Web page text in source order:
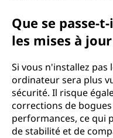
Que se passe-
les mises à
Si vous n'installez pas
ordinateur sera plus
sécurité. Il risque
corrections de
performances, ce qui
de stabilité et de